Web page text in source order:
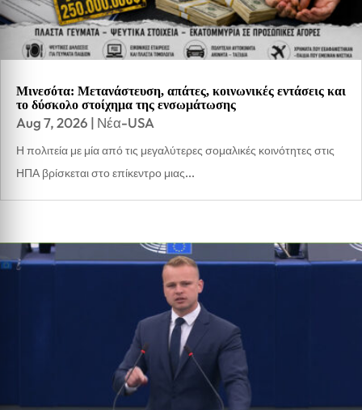
Μινεσότα: Μετανάστευση, απάτες, κοινωνικές εντάσεις και
το δύσκολο στοίχημα της ενσωμάτωσης
Aug 7, 2026 | Νέα-USA
Η πολιτεία με μία από τις μεγαλύτερες σομαλικές κοινότητες στις
ΗΠΑ βρίσκεται στο επίκεντρο μιας...